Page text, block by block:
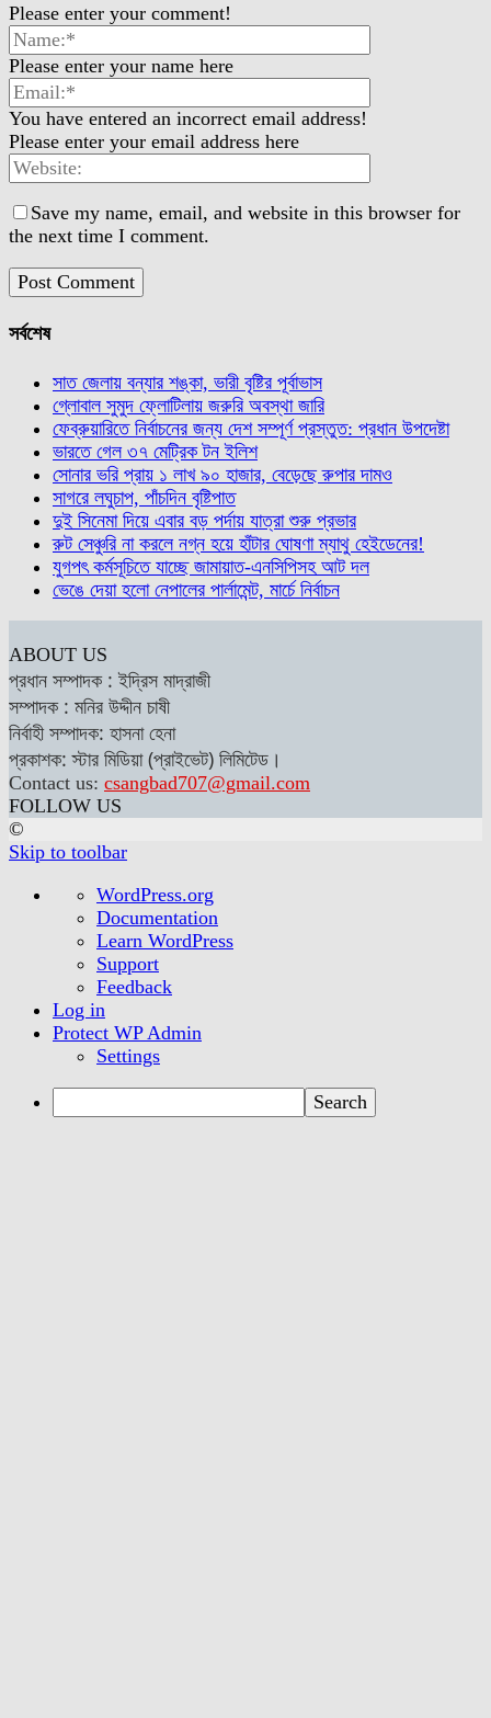
Please enter your comment!
Please enter your name here
You have entered an incorrect email address!
Please enter your email address here
Save my name, email, and website in this browser for
the next time I comment.
সর্বশেষ
সাত জেলায় বন্যার শঙ্কা, ভারী বৃষ্টির পূর্বাভাস
গ্লোবাল সুমুদ ফ্লোটিলায় জরুরি অবস্থা জারি
ফেব্রুয়ারিতে নির্বাচনের জন্য দেশ সম্পূর্ণ প্রস্তুত: প্রধান উপদেষ্টা
ভারতে গেল ৩৭ মেট্রিক টন ইলিশ
সোনার ভরি প্রায় ১ লাখ ৯০ হাজার, বেড়েছে রুপার দামও
সাগরে লঘুচাপ, পাঁচদিন বৃষ্টিপাত
দুই সিনেমা দিয়ে এবার বড় পর্দায় যাত্রা শুরু প্রভার
রুট সেঞ্চুরি না করলে নগ্ন হয়ে হাঁটার ঘোষণা ম্যাথু হেইডেনের!
যুগপৎ কর্মসূচিতে যাচ্ছে জামায়াত-এনসিপিসহ আট দল
ভেঙে দেয়া হলো নেপালের পার্লামেন্ট, মার্চে নির্বাচন
ABOUT US
প্রধান সম্পাদক : ইদ্রিস মাদ্রাজী
সম্পাদক : মনির উদ্দীন চাষী
নির্বাহী সম্পাদক: হাসনা হেনা
প্রকাশক: স্টার মিডিয়া (প্রাইভেট) লিমিটেড।
Contact us: csangbad707@gmail.com
FOLLOW US
©
Skip to toolbar
About
WordPress
WordPress.org
Documentation
Learn WordPress
Support
Feedback
Log in
Protect WP Admin
Settings
Search